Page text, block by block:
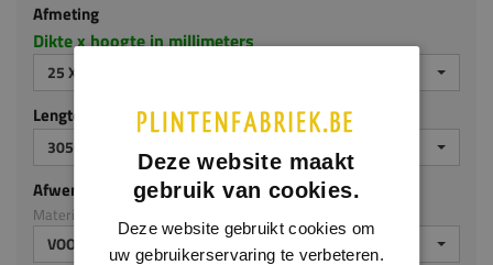
Afmeting
Dikte x hoogte in millimeters
25 X 280 MM
Lengte (mm)
3050
Afwerking
Materiaal: MDF v313
VOORGELAKT
Deze website maakt
gebruik van cookies.
Deze website gebruikt cookies om
uw gebruikerservaring te verbeteren.